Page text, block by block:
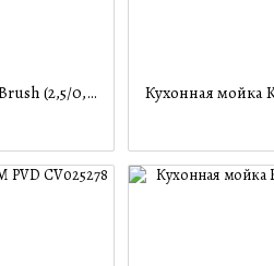
Кухонная мойка Kroner KRP Derby - 6050HM Brush (2,5/0,5 мм)